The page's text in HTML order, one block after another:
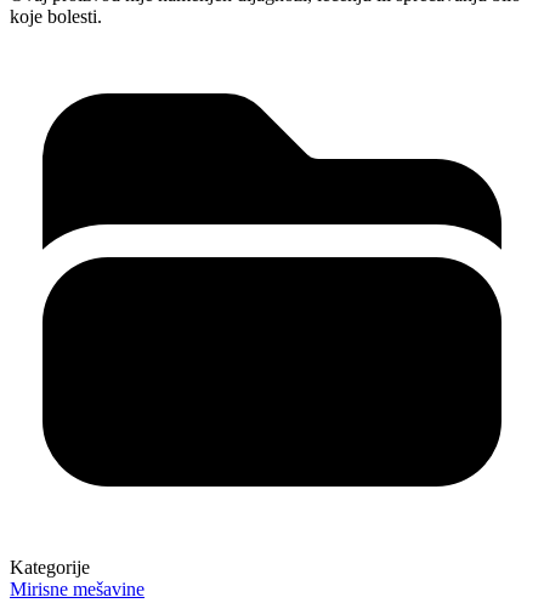
koje bolesti.
Kategorije
Mirisne mešavine